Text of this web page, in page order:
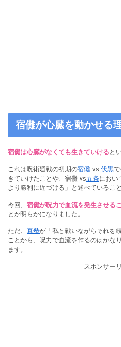
宿儺が心臓を動かせる
宿儺は心臓がなくても生きていける と
これは呪術廻戦の初期の宿儺 vs 伏黒
きていけたことや、宿儺 vs五条におい
より勝利に近づける」と述べているこ
今回、 宿儺が呪力で血流を発生させる
とが明らかになりました。
ただ、 真希が「私と戦いながらそれを
ことから、呪力で血流を作るのはかな
ます。
スポンサー